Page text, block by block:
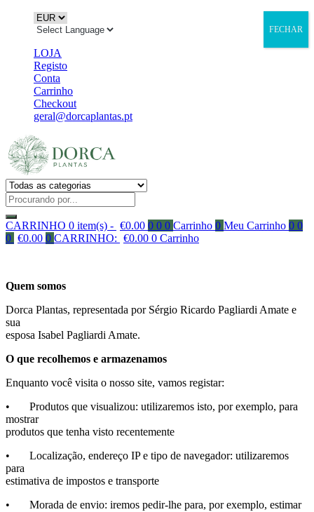
LOJA
Registo
Conta
Carrinho
Checkout
geral@dorcaplantas.pt
CARRINHO 0 item(s) - €0.00 0 0 0 Carrinho 0 Meu Carrinho 0 0
0 €0.00 0 CARRINHO: €0.00 0 Carrinho
Quem somos
Dorca Plantas, representada por Sérgio Ricardo Pagliardi Amate e
sua
esposa Isabel Pagliardi Amate.
O que recolhemos e armazenamos
Enquanto você visita o nosso site, vamos registar:
• Produtos que visualizou: utilizaremos isto, por exemplo, para
mostrar
produtos que tenha visto recentemente
• Localização, endereço IP e tipo de navegador: utilizaremos
para
estimativa de impostos e transporte
• Morada de envio: iremos pedir-lhe para, por exemplo, estimar
FECHAR